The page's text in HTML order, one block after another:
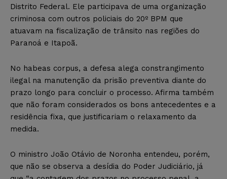
Distrito Federal. Ele participava de uma organização
criminosa com outros policiais do 20º BPM que
atuavam na fiscalização de trânsito nas regiões do
Paranoá e Itapoã.
No habeas corpus, a defesa alega constrangimento
ilegal na manutenção da prisão preventiva diante do
prazo longo para concluir o processo. Afirma também
que não foram considerados os bons antecedentes e a
residência fixa, que justificariam o relaxamento da
medida.
O ministro João Otávio de Noronha entendeu, porém,
que não se observa a desídia do Poder Judiciário, já